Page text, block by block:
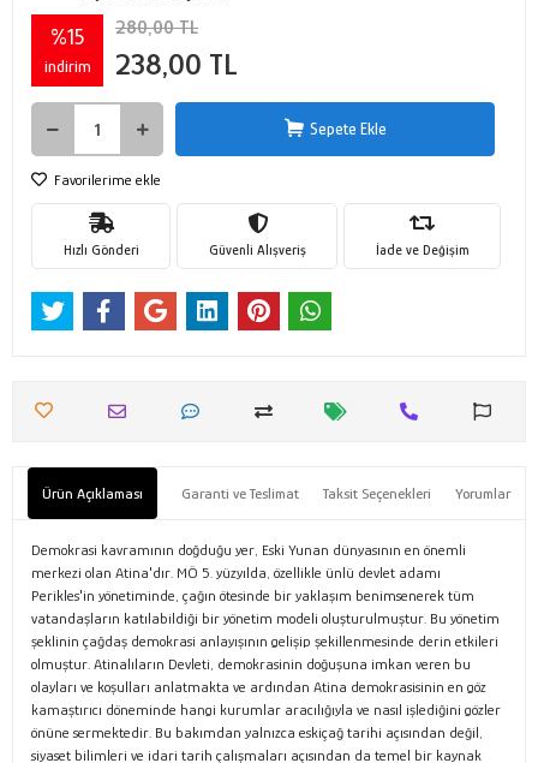
%15
indirim
280,00 TL
238,00 TL
Sepete Ekle
Favorilerime ekle
Hızlı Gönderi Güvenli Alışveriş İade ve Değişim
Ürün Açıklaması Garanti ve Teslimat Taksit Seçenekleri Yorumlar
Demokrasi kavramının doğduğu yer, Eski Yunan dünyasının en önemli
merkezi olan Atina'dır. MÖ 5. yüzyılda, özellikle ünlü devlet adamı
Perikles'in yönetiminde, çağın ötesinde bir yaklaşım benimsenerek tüm
vatandaşların katılabildiği bir yönetim modeli oluşturulmuştur. Bu yönetim
şeklinin çağdaş demokrasi anlayışının gelişip şekillenmesinde derin etkileri
olmuştur. Atinalıların Devleti, demokrasinin doğuşuna imkan veren bu
olayları ve koşulları anlatmakta ve ardından Atina demokrasisinin en göz
kamaştırıcı döneminde hangi kurumlar aracılığıyla ve nasıl işlediğini gözler
önüne sermektedir. Bu bakımdan yalnızca eskiçağ tarihi açısından değil,
siyaset bilimleri ve idari tarih çalışmaları açısından da temel bir kaynak